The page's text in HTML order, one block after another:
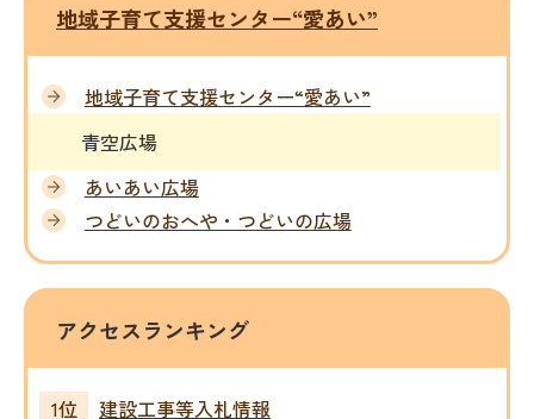
地域子育て支援センター“愛あい”
地域子育て支援センター“愛あい”
青空広場
あいあい広場
つどいのおへや・つどいの広場
アクセスランキング
建設工事等入札情報